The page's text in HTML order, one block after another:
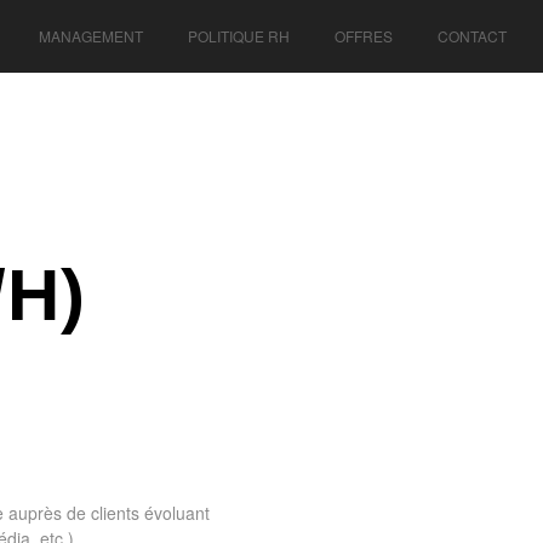
MANAGEMENT POLITIQUE RH OFFRES CONTACT
auprès de clients évoluant
etc.).